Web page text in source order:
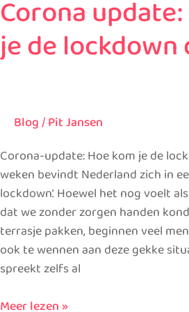
Corona
je de lockdown
Blog/Pit Jansen
Corona-update: Hoe kom je de
weken bevindt Nederland zich in
lockdown’. Hoewel het nog voelt
dat we zonder zorgen handen
terrasje pakken, beginnen veel
ook te wennen aan deze gekke
spreekt zelfs al
Meer lezen »